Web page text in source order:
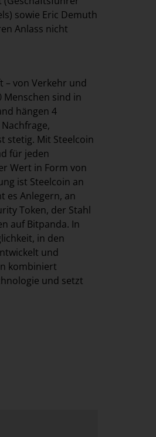
sowie Eric Demuth
Anlass nicht
von Verkehr und
Menschen sind in
hängen 4
stetig. Mit Steelcoin
für jeden
Wert in Form von
ist Steelcoin an
es Anlegern, an
Token, der Stahl
auf Bitpanda. In
in den
und
kombiniert
und setzt